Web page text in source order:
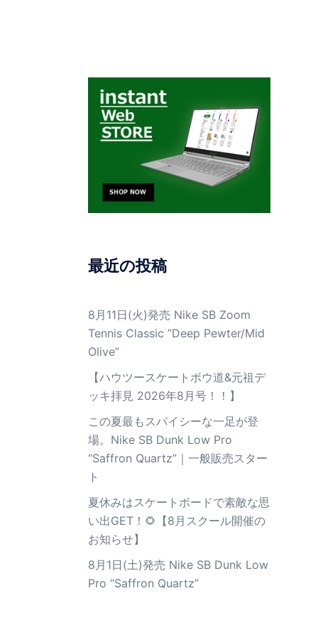
最近の投稿
8月11日(火)発売 Nike SB Zoom
Tennis Classic ”Deep Pewter/Mid
Olive”
【ハウツースケートボウ道&元祖デ
ッキ拝見 2026年8月号！！】
この夏最もスパイシーな一足が登
場。Nike SB Dunk Low Pro
“Saffron Quartz”｜一般販売スター
ト
夏休みはスケートボードで素敵な思
い出GET！🌻【8月スクール開催の
お知らせ】
8月1日(土)発売 Nike SB Dunk Low
Pro “Saffron Quartz”